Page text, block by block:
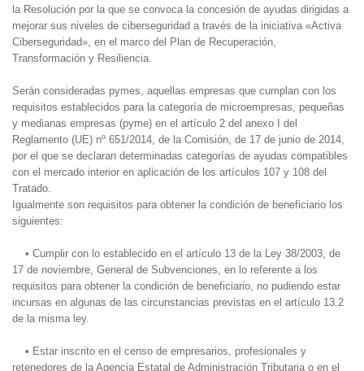
la Resolución por la que se convoca la concesión de ayudas dirigidas a
mejorar sus niveles de ciberseguridad a través de la iniciativa «Activa
Ciberseguridad», en el marco del Plan de Recuperación,
Transformación y Resiliencia.
Serán consideradas pymes, aquellas empresas que cumplan con los
requisitos establecidos para la categoría de microempresas, pequeñas
y medianas empresas (pyme) en el artículo 2 del anexo I del
Reglamento (UE) nº 651/2014, de la Comisión, de 17 de junio de 2014,
por el que se declaran determinadas categorías de ayudas compatibles
con el mercado interior en aplicación de los artículos 107 y 108 del
Tratado.
Igualmente son requisitos para obtener la condición de beneficiario los
siguientes:
• Cumplir con lo establecido en el artículo 13 de la Ley 38/2003, de
17 de noviembre, General de Subvenciones, en lo referente a los
requisitos para obtener la condición de beneficiario, no pudiendo estar
incursas en algunas de las circunstancias previstas en el artículo 13.2
de la misma ley.
• Estar inscrito en el censo de empresarios, profesionales y
retenedores de la Agencia Estatal de Administración Tributaria o en el